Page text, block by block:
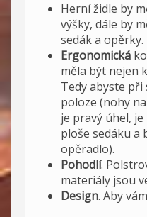
Herní židle by
výšky, dále by
sedák a opěrky.
Ergonomická
měla být nejen
Tedy abyste při
poloze (nohy
je pravý úhel,
ploše sedáku a
opěradlo).
Pohodlí.
materiály jsou
Design. Aby